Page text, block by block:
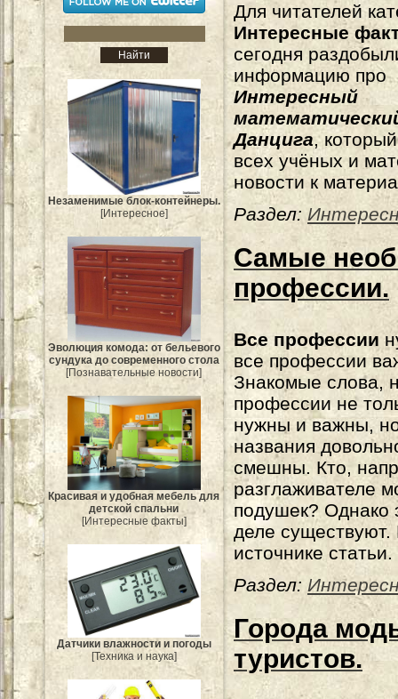
Незаменимые блок-контейнеры.
[Интересное]
Эволюция комода: от бельевого
сундука до современного стола
[Познавательные новости]
Красивая и удобная мебель для
детской спальни
[Интересные факты]
Датчики влажности и погоды
[Техника и наука]
Для читателей
Интересные
сегодня
информацию про
Интересный
Данцига,
всех учёных и
новости к
Раздел:
Самые
профессии.
Все профессии
все профессии
Знакомые слова,
профессии не
нужны и важны,
названия
смешны. Кто,
разглаживателе
подушек? Однако
деле
источнике статьи.
Раздел:
Города
туристов.